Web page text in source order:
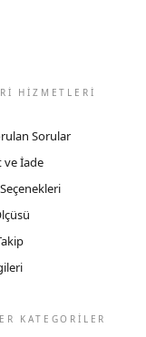
HİZMETLERİ
Sorular
ve İade
KATEGORİLER